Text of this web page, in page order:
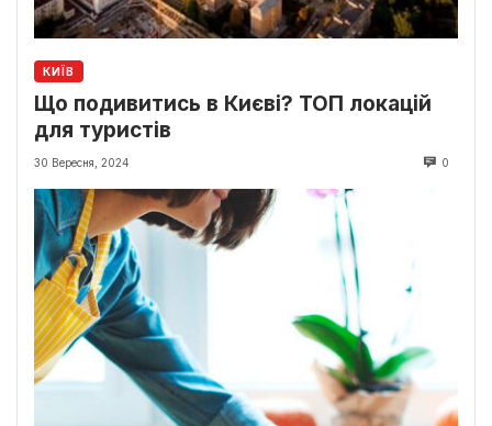
КИЇВ
Що подивитись в Києві? ТОП локацій
для туристів
30 Вересня, 2024 0